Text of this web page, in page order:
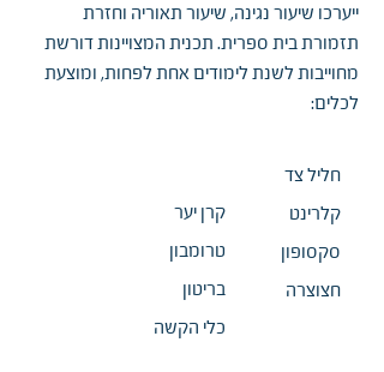
ייערכו שיעור נגינה, שיעור תאוריה וחזרת
תזמורת בית ספרית. תכנית המצויינות דורשת
מחוייבות לשנת לימודים אחת לפחות, ומוצעת
לכלים:
חליל צד
קלרינט
סקסופון
חצוצרה
קרן יער
טרומבון
בריטון
כלי הקשה